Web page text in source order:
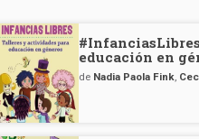
educación en
de Nadia Paola Fink,